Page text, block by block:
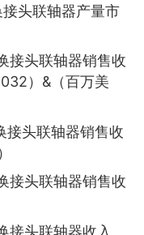
头联轴器产量市
接头联轴器销售收
）&（百万美
接头联轴器销售收
接头联轴器销售收
接头联轴器收入